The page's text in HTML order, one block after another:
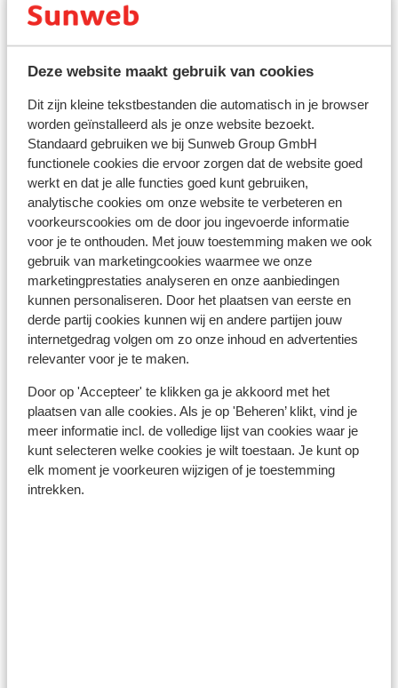
Deze website maakt gebruik van cookies
Dit zijn kleine tekstbestanden die automatisch in je browser
worden geïnstalleerd als je onze website bezoekt.
Standaard gebruiken we bij Sunweb Group GmbH
functionele cookies die ervoor zorgen dat de website goed
werkt en dat je alle functies goed kunt gebruiken,
analytische cookies om onze website te verbeteren en
voorkeurscookies om de door jou ingevoerde informatie
voor je te onthouden. Met jouw toestemming maken we ook
gebruik van marketingcookies waarmee we onze
marketingprestaties analyseren en onze aanbiedingen
kunnen personaliseren. Door het plaatsen van eerste en
derde partij cookies kunnen wij en andere partijen jouw
internetgedrag volgen om zo onze inhoud en advertenties
relevanter voor je te maken.
Door op 'Accepteer' te klikken ga je akkoord met het
plaatsen van alle cookies. Als je op 'Beheren’ klikt, vind je
meer informatie incl. de volledige lijst van cookies waar je
kunt selecteren welke cookies je wilt toestaan. Je kunt op
elk moment je voorkeuren wijzigen of je toestemming
intrekken.
Vaccinatie:
andere gegevens over gezondheid en reizen kijk op de
site van LCR: https://www.lcr.nl/.
Let op:
Door de sterk wisselende dollarkoers hebben wij de
prijs voor het visum in dollars gepubliceerd, maar ter
plaatse kun je het visum gewoon in euro's betalen.
Mocht je een excursie willen boeken, neem hier dan ook
genoeg euro's voor mee. Wegens de hoge koers is het
beter om dit met euro's te betalen.
Telefoneren:
Je kunt met je mobiele telefoon telefoneren in Egypte.
Wij adviseren om dit zoveel mogelijk te beperken,
vanwege de hoge kosten die hiervoor worden
hierover bij uw provider. Wilt u gebruikmaken van het
internet via je telefoon? Wij raden aan om dit via een
Wireless netwerk te doen. Zet ook altijd in het
buitenland uw dataroaming uit.